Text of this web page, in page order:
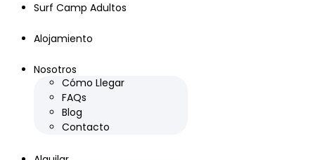
Surf Camp Adultos
Alojamiento
Nosotros
Cómo Llegar
FAQs
Blog
Contacto